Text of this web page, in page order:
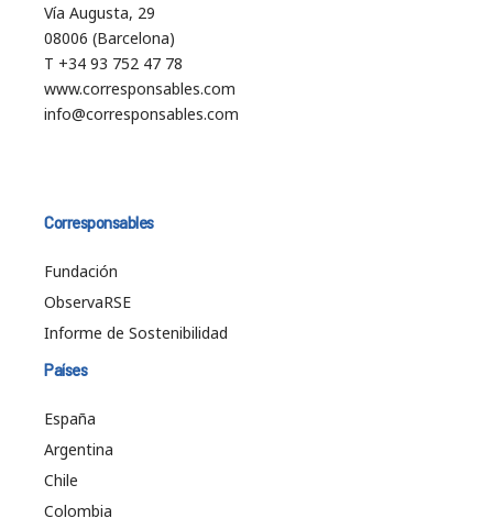
Vía Augusta, 29
08006 (Barcelona)
T +34 93 752 47 78
www.corresponsables.com
info@corresponsables.com
Corresponsables
Fundación
ObservaRSE
Informe de Sostenibilidad
Países
España
Argentina
Chile
Colombia